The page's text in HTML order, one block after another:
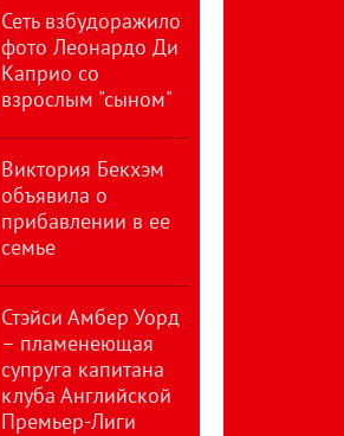
Сеть взбудоражило
фото Леонардо Ди
Каприо со
взрослым "сыном"
Виктория Бекхэм
объявила о
прибавлении в ее
семье
Стэйси Амбер Уорд
– пламенеющая
супруга капитана
клуба Английской
Премьер-Лиги